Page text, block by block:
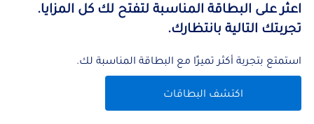
اعثر على البطاقة المناسبة لتفتح لك كل المزايا.
تجربتك التالية بانتظارك.
استمتع بتجربة أكثر تميزًا مع البطاقة المناسبة لك.
اكتشف البطاقات